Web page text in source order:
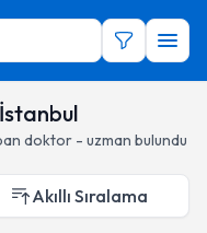
doktor - uzman bulundu
Akıllı Sıralama